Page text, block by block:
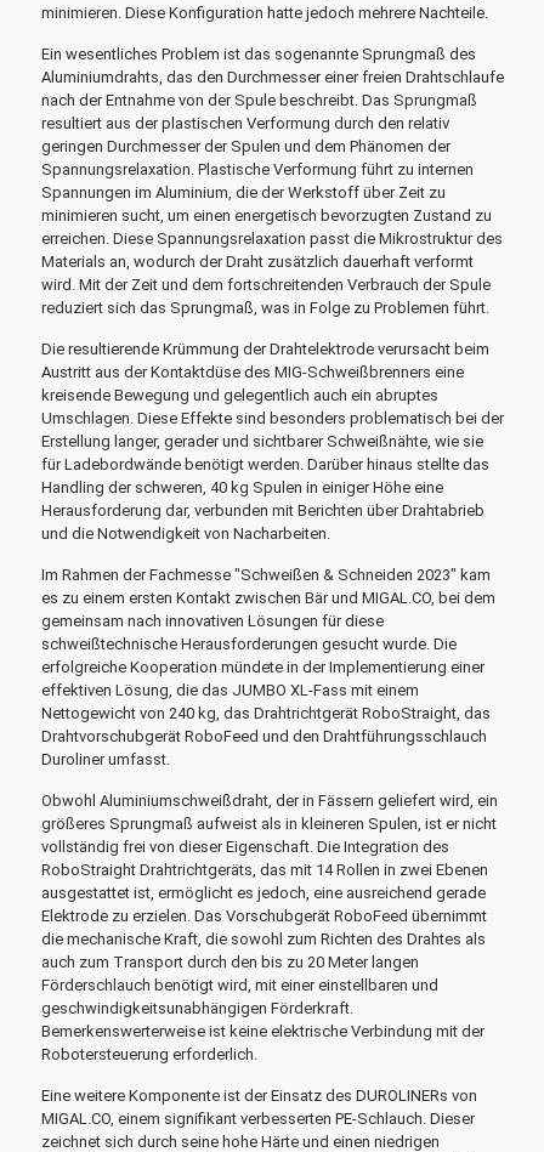
minimieren. Diese Konfiguration hatte jedoch mehrere Nachteile.
Ein wesentliches Problem ist das sogenannte Sprungmaß des
Aluminiumdrahts, das den Durchmesser einer freien Drahtschlaufe
nach der Entnahme von der Spule beschreibt. Das Sprungmaß
resultiert aus der plastischen Verformung durch den relativ
geringen Durchmesser der Spulen und dem Phänomen der
Spannungsrelaxation. Plastische Verformung führt zu internen
Spannungen im Aluminium, die der Werkstoff über Zeit zu
minimieren sucht, um einen energetisch bevorzugten Zustand zu
erreichen. Diese Spannungsrelaxation passt die Mikrostruktur des
Materials an, wodurch der Draht zusätzlich dauerhaft verformt
wird. Mit der Zeit und dem fortschreitenden Verbrauch der Spule
reduziert sich das Sprungmaß, was in Folge zu Problemen führt.
Die resultierende Krümmung der Drahtelektrode verursacht beim
Austritt aus der Kontaktdüse des MIG-Schweißbrenners eine
kreisende Bewegung und gelegentlich auch ein abruptes
Umschlagen. Diese Effekte sind besonders problematisch bei der
Erstellung langer, gerader und sichtbarer Schweißnähte, wie sie
für Ladebordwände benötigt werden. Darüber hinaus stellte das
Handling der schweren, 40 kg Spulen in einiger Höhe eine
Herausforderung dar, verbunden mit Berichten über Drahtabrieb
und die Notwendigkeit von Nacharbeiten.
Im Rahmen der Fachmesse "Schweißen & Schneiden 2023" kam
es zu einem ersten Kontakt zwischen Bär und MIGAL.CO, bei dem
gemeinsam nach innovativen Lösungen für diese
schweißtechnische Herausforderungen gesucht wurde. Die
erfolgreiche Kooperation mündete in der Implementierung einer
effektiven Lösung, die das JUMBO XL-Fass mit einem
Nettogewicht von 240 kg, das Drahtrichtgerät RoboStraight, das
Drahtvorschubgerät RoboFeed und den Drahtführungsschlauch
Duroliner umfasst.
Obwohl Aluminiumschweißdraht, der in Fässern geliefert wird, ein
größeres Sprungmaß aufweist als in kleineren Spulen, ist er nicht
vollständig frei von dieser Eigenschaft. Die Integration des
RoboStraight Drahtrichtgeräts, das mit 14 Rollen in zwei Ebenen
ausgestattet ist, ermöglicht es jedoch, eine ausreichend gerade
Elektrode zu erzielen. Das Vorschubgerät RoboFeed übernimmt
die mechanische Kraft, die sowohl zum Richten des Drahtes als
auch zum Transport durch den bis zu 20 Meter langen
Förderschlauch benötigt wird, mit einer einstellbaren und
geschwindigkeitsunabhängigen Förderkraft.
Bemerkenswerterweise ist keine elektrische Verbindung mit der
Robotersteuerung erforderlich.
Eine weitere Komponente ist der Einsatz des DUROLINERs von
MIGAL.CO, einem signifikant verbesserten PE-Schlauch. Dieser
zeichnet sich durch seine hohe Härte und einen niedrigen